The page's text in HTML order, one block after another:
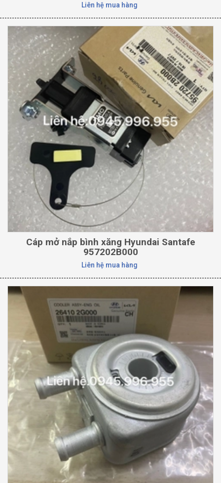
Liên hệ mua hàng
Cáp mở nắp bình xăng Hyundai Santafe
957202B000
Liên hệ mua hàng